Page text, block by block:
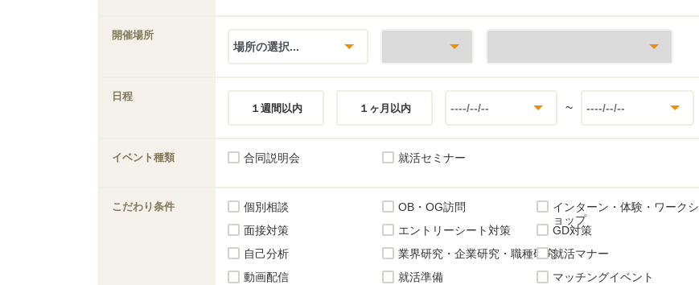
開催場所
日程
１週間以内
１ヶ月以内 ~
イベント種類 合同説明会 就活セミナー
こだわり条件 個別相談 OB・OG訪問
インターン・体験・ワークシ
ョップ
面接対策
エントリーシート対策
GD対策
自己分析
業界研究・企業研究・職種研究就活マナー
動画配信
就活準備
マッチングイベント